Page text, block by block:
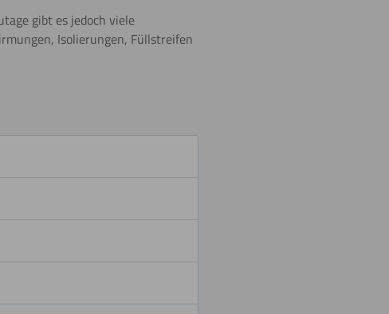
gibt es jedoch viele
Isolierungen, Füllstreifen